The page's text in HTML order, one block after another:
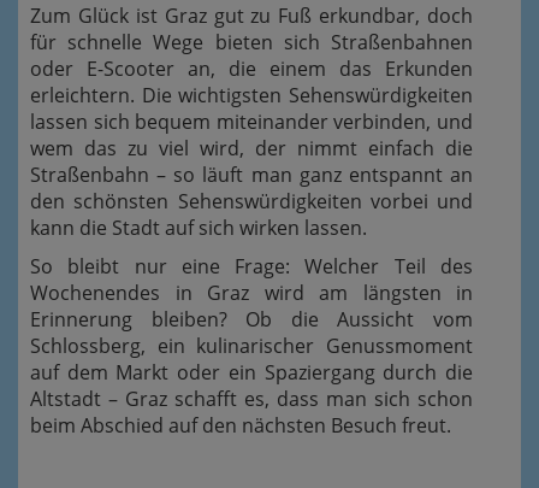
Zum Glück ist Graz gut zu Fuß erkundbar, doch
für schnelle Wege bieten sich Straßenbahnen
oder E-Scooter an, die einem das Erkunden
erleichtern. Die wichtigsten Sehenswürdigkeiten
lassen sich bequem miteinander verbinden, und
wem das zu viel wird, der nimmt einfach die
Straßenbahn – so läuft man ganz entspannt an
den schönsten Sehenswürdigkeiten vorbei und
kann die Stadt auf sich wirken lassen.
So bleibt nur eine Frage: Welcher Teil des
Wochenendes in Graz wird am längsten in
Erinnerung bleiben? Ob die Aussicht vom
Schlossberg, ein kulinarischer Genussmoment
auf dem Markt oder ein Spaziergang durch die
Altstadt – Graz schafft es, dass man sich schon
beim Abschied auf den nächsten Besuch freut.